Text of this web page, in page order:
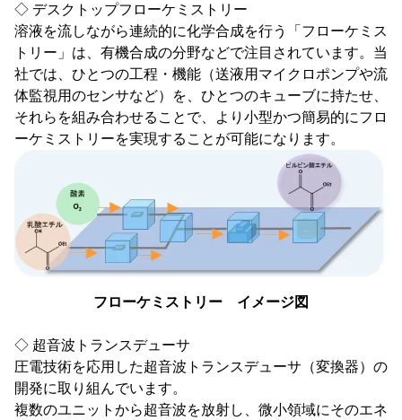
◇ デスクトップフローケミストリー
溶液を流しながら連続的に化学合成を行う「フローケミス
トリー」は、有機合成の分野などで注目されています。当
社では、ひとつの工程・機能（送液用マイクロポンプや流
体監視用のセンサなど）を、ひとつのキューブに持たせ、
それらを組み合わせることで、より小型かつ簡易的にフロ
ーケミストリーを実現することが可能になります。
フローケミストリー イメージ図
◇ 超音波トランスデューサ
圧電技術を応用した超音波トランスデューサ（変換器）の
開発に取り組んでいます。
複数のユニットから超音波を放射し、微小領域にそのエネ